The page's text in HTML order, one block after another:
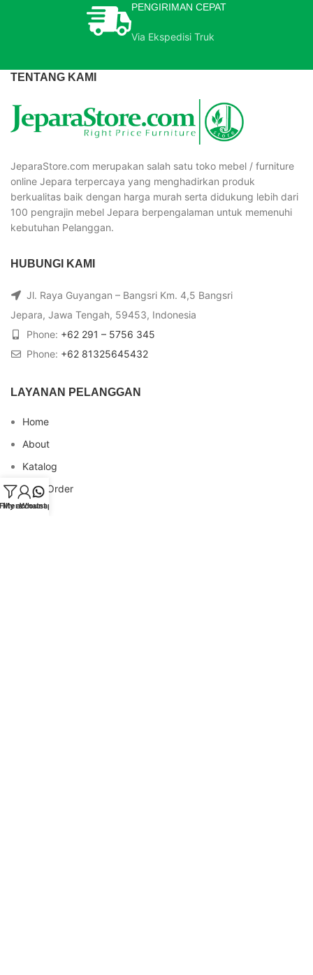
PENGIRIMAN CEPAT
Via Ekspedisi Truk
TENTANG KAMI
JeparaStore.com merupakan salah satu toko mebel / furniture
online Jepara terpercaya yang menghadirkan produk
berkualitas baik dengan harga murah serta didukung lebih dari
100 pengrajin mebel Jepara berpengalaman untuk memenuhi
kebutuhan Pelanggan.
HUBUNGI KAMI
Jl. Raya Guyangan – Bangsri Km. 4,5 Bangsri
Jepara, Jawa Tengah, 59453, Indonesia
Phone: +62 291 – 5756 345
Phone: +62 81325645432
LAYANAN PELANGGAN
Home
About
Katalog
Cara Order
Blog
My account
Whatsapp